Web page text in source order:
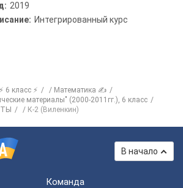
2019
Интегрированный курс
⚡ 6 класс ⚡
Математика ✍
материалы" (2000-2011гг.), 6 класс
К-2 (Виленкин)
В начало
Команда